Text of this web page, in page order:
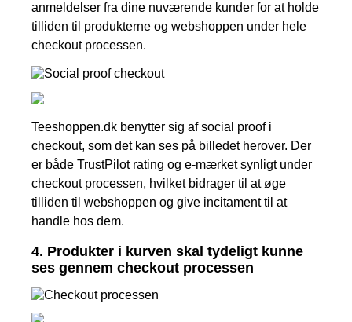
anmeldelser fra dine nuværende kunder for at holde
tilliden til produkterne og webshoppen under hele
checkout processen.
Teeshoppen.dk benytter sig af social proof i
checkout, som det kan ses på billedet herover. Der
er både TrustPilot rating og e-mærket synligt under
checkout processen, hvilket bidrager til at øge
tilliden til webshoppen og give incitament til at
handle hos dem.
4. Produkter i kurven skal tydeligt kunne
ses gennem checkout processen